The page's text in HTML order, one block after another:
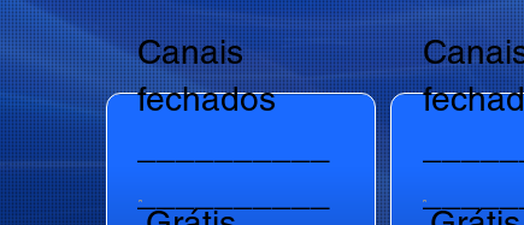
Canais
fechados
__________